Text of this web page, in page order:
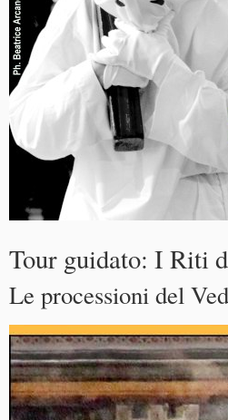
Tour guidato: I Riti
Le processioni del